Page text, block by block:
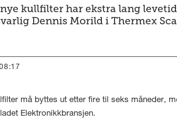
kullfilter har ekstra lang
Dennis Morild i Thermex
må byttes ut etter fire til seks måneder,
Elektronikkbransjen.